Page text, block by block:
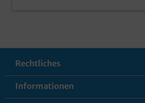
Rechtliches
Informationen